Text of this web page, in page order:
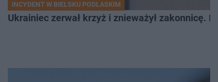
INCYDENT W BIELSKU PODLASKIM
Ukrainiec zerwał krzyż i znieważył zakonnicę.